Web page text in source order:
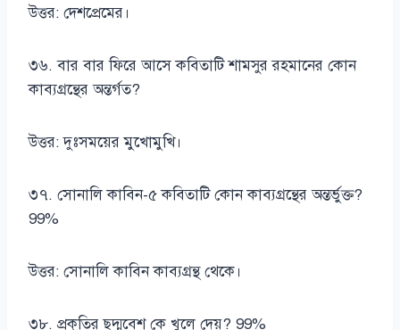
উত্তর: দেশপ্রেমের।
৩৬. বার বার ফিরে আসে কবিতাটি শামসুর রহমানের কোন
কাব্যগ্রন্থের অন্তর্গত?
উত্তর: দুঃসময়ের মুখোমুখি।
৩৭. সোনালি কাবিন-৫ কবিতাটি কোন কাব্যগ্রন্থের অন্তর্ভুক্ত?
99%
উত্তর: সোনালি কাবিন কাব্যগ্রন্থ থেকে।
৩৮. প্রকৃতির ছদ্মবেশ কে খুলে দেয়? 99%